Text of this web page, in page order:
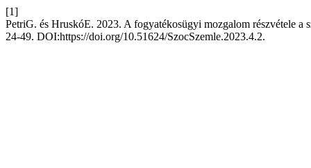
[1]
PetriG. és HruskóE. 2023. A fogyatékosügyi mozgalom részvétele
24-49. DOI:https://doi.org/10.51624/SzocSzemle.2023.4.2.